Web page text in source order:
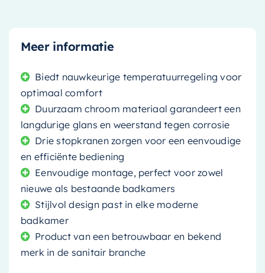
Meer informatie
Biedt nauwkeurige temperatuurregeling voor
optimaal comfort
Duurzaam chroom materiaal garandeert een
langdurige glans en weerstand tegen corrosie
Drie stopkranen zorgen voor een eenvoudige
en efficiënte bediening
Eenvoudige montage, perfect voor zowel
nieuwe als bestaande badkamers
Stijlvol design past in elke moderne
badkamer
Product van een betrouwbaar en bekend
merk in de sanitair branche